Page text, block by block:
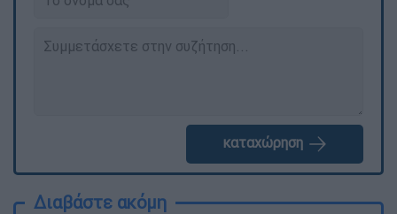
καταχώρηση
Διαβάστε ακόμη